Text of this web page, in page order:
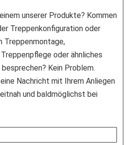
unserer Produkte? Kommen
Treppenkonfiguration oder
Treppenmontage,
oder ähnliches
Kein Problem.
Nachricht mit Ihrem Anliegen
und baldmöglichst bei